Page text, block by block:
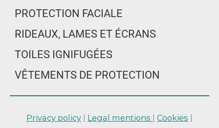
PROTECTION FACIALE
RIDEAUX, LAMES ET ÉCRANS
TOILES IGNIFUGÉES
VÊTEMENTS DE PROTECTION
Privacy policy Legal mentions Cookies